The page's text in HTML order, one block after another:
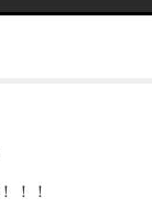
！！